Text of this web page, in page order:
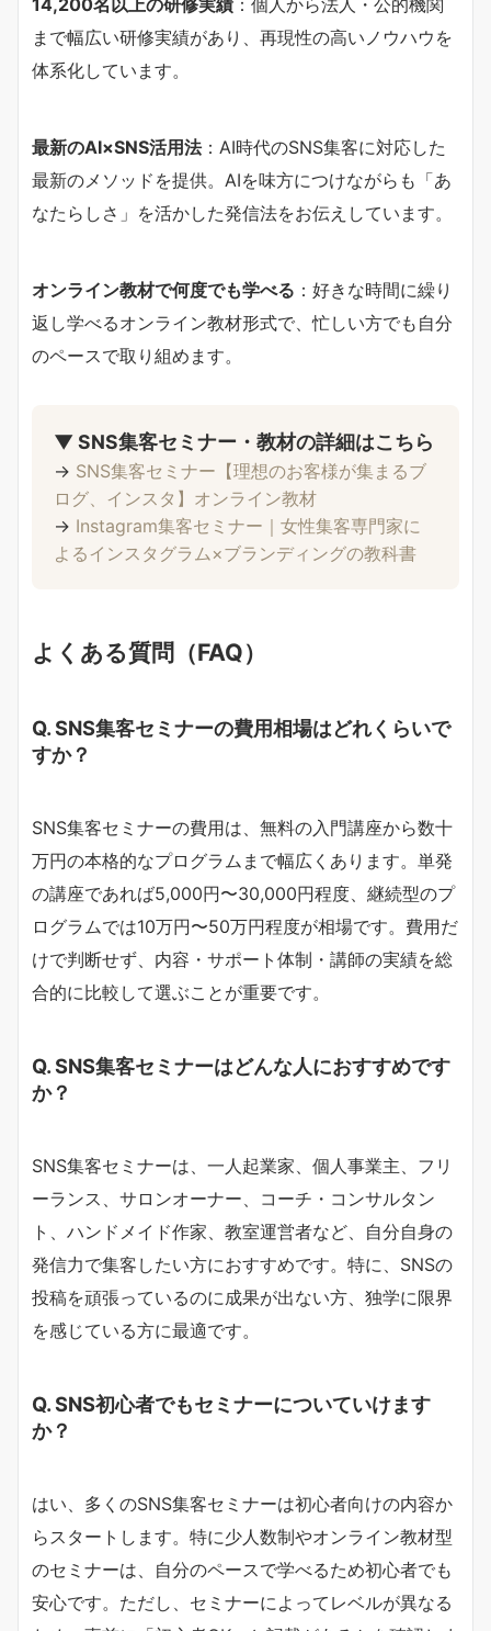
14,200名以上の研修実績 ：個人から法人・公的機関
まで幅広い研修実績があり、再現性の高いノウハウを
体系化しています。
最新のAI×SNS活用法：AI時代のSNS集客に対応した
最新のメソッドを提供。AIを味方につけながらも「あ
なたらしさ」を活かした発信法をお伝えしています。
オンライン教材で何度でも学べる ：好きな時間に繰り
返し学べるオンライン教材形式で、忙しい方でも自分
のペースで取り組めます。
▼ SNS集客セミナー・教材の詳細はこちら
→ SNS集客セミナー【理想のお客様が集まるブ
ログ、インスタ】オンライン教材
→ Instagram集客セミナー｜女性集客専門家に
よるインスタグラム×ブランディングの教科書
よくある質問（FAQ）
Q. SNS集客セミナーの費用相場はどれくらいで
すか？
SNS集客セミナーの費用は、無料の入門講座から数十
万円の本格的なプログラムまで幅広くあります。単発
の講座であれば5,000円〜30,000円程度、継続型のプ
ログラムでは10万円〜50万円程度が相場です。費用だ
けで判断せず、内容・サポート体制・講師の実績を総
合的に比較して選ぶことが重要です。
Q. SNS集客セミナーはどんな人におすすめです
か？
SNS集客セミナーは、一人起業家、個人事業主、フリ
ーランス、サロンオーナー、コーチ・コンサルタン
ト、ハンドメイド作家、教室運営者など、自分自身の
発信力で集客したい方におすすめです。特に、SNSの
投稿を頑張っているのに成果が出ない方、独学に限界
を感じている方に最適です。
Q. SNS初心者でもセミナーについていけます
か？
はい、多くのSNS集客セミナーは初心者向けの内容か
らスタートします。特に少人数制やオンライン教材型
のセミナーは、自分のペースで学べるため初心者でも
安心です。ただし、セミナーによってレベルが異なる